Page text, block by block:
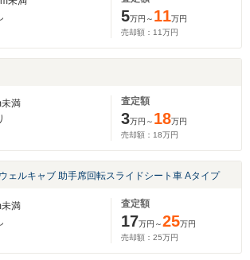
5万円～ 11万円
売却額： 11万円
満
査定額
3万円～ 18万円
売却額： 18万円
ェルキャブ 助手席回転スライドシート車 Aタイプ
満
査定額
17万円～25万円
売却額： 25万円